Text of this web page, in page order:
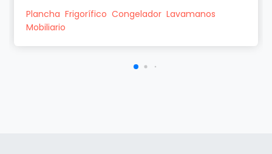
Plancha Frigorífico Congelador Lavamanos
Mobiliario